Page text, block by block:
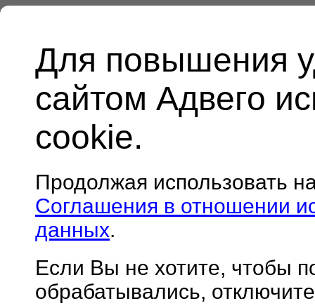
Для повышения
сайтом Адвего
cookie.
Продолжая использовать
Соглашения в отношении
данных.
Если Вы не хотите, чтобы
обрабатывались,